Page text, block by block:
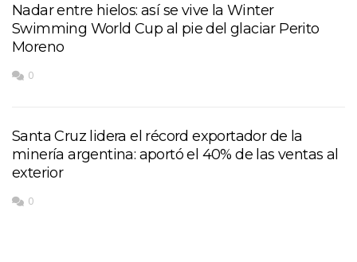
Nadar entre hielos: así se vive la Winter
Swimming World Cup al pie del glaciar Perito
Moreno
0
Santa Cruz lidera el récord exportador de la
minería argentina: aportó el 40% de las ventas al
exterior
0